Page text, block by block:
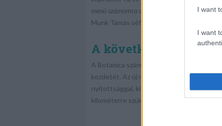
I want
I want
menü számomra az elmúlt év legfontosabb
Munk Tamás séf.
A következő tíz év
A Botanica számára a 10 éves jubileum
kezdetét. Az új menü egyszerre ünnepli
nyitottsággal, kíváncsisággal és azzal a
kilométerre születnek, de végül mindig